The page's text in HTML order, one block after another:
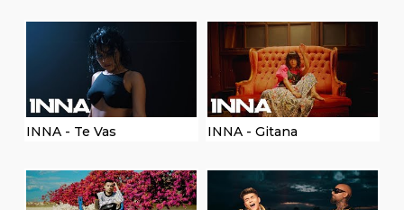
INNA - Te Vas INNA - Gitana